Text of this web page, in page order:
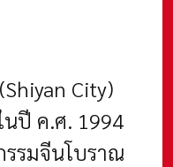
City)
ปี ค.ศ. 1994
รมจีนโบราณ